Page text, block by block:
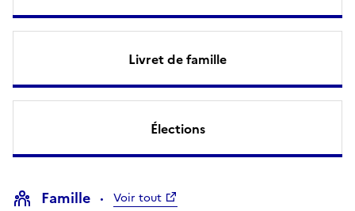
Livret de famille
Élections
Famille Voir tout